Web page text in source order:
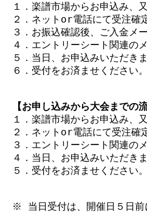
１．楽譜市場からお申込み、
２．ネットor電話にて受注確
３．お振込確認後、ご入金メ
４．エントリーシート関連の
５．当日、お申込みいただき
６．受付をお済ませください。
【お申し込みから大会までの
１．楽譜市場からお申込み、
２．ネットor電話にて受注確
３．エントリーシート関連の
４．当日、お申込みいただき
５．受付をお済ませください。
※ 当日受付は、開催日５日前